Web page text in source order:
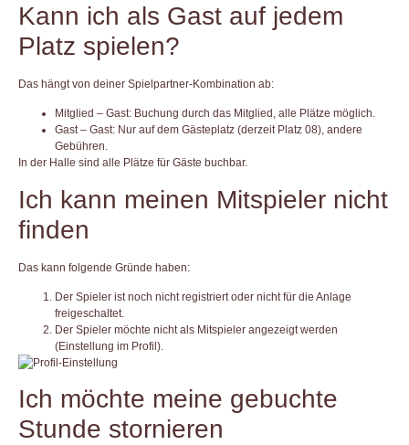
Kann ich als Gast auf jedem
Platz spielen?
Das hängt von deiner Spielpartner-Kombination ab:
Mitglied – Gast: Buchung durch das Mitglied, alle Plätze möglich.
Gast – Gast: Nur auf dem Gästeplatz (derzeit Platz 08), andere
Gebühren.
In der Halle sind alle Plätze für Gäste buchbar.
Ich kann meinen Mitspieler nicht
finden
Das kann folgende Gründe haben:
Der Spieler ist noch nicht registriert oder nicht für die Anlage
freigeschaltet.
Der Spieler möchte nicht als Mitspieler angezeigt werden
(Einstellung im Profil).
Ich möchte meine gebuchte
Stunde stornieren